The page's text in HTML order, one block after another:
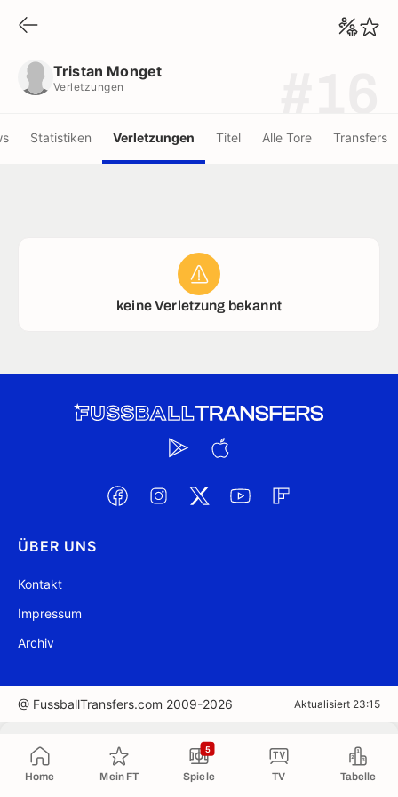
Home Mein FT Spiele
5
TV Tabelle
Tristan Monget
Verletzungen
Statistiken Verletzungen Titel Alle Tore Transfers
keine Verletzung bekannt
ÜBER UNS
Kontakt
Impressum
Archiv
@ FussballTransfers.com 2009-2026 Aktualisiert 23:15